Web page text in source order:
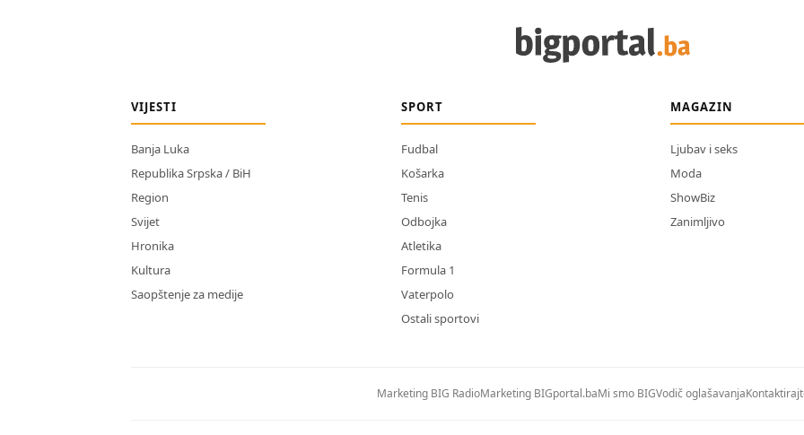
VIJESTI
Banja Luka
Republika Srpska / BiH
Region
Svijet
Hronika
Kultura
Saopštenje za medije
SPORT
Fudbal
Košarka
Tenis
Odbojka
Atletika
Formula 1
Vaterpolo
Ostali sportovi
MAGAZIN
Ljubav i seks
Moda
ShowBiz
Zanimljivo
Marketing BIG RadioMarketing BIGportal.baMi smo BIGVodič oglašavanja